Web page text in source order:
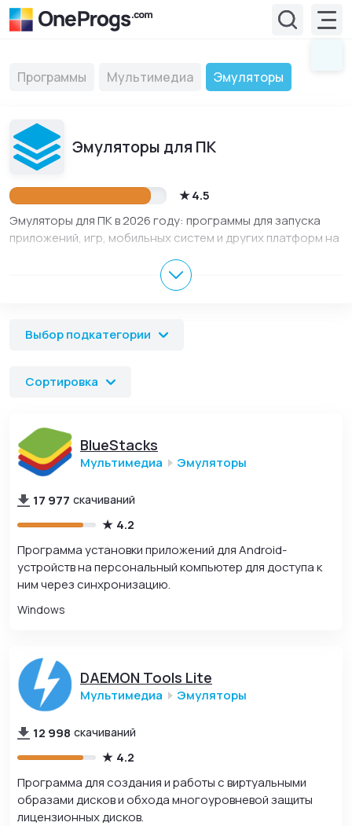
Программы Мультимедиа Эмуляторы
Эмуляторы для ПК
4.5
Эмуляторы для ПК в 2026 году: программы для запуска
приложений, игр, мобильных систем и других платформ на
Андроид-приложения, тестировать программы, запускать
игры и работать в отдельной среде без дополнительного
скриншоты, обновления и официальные ссылки для
Выбор подкатегории
Сортировка
BlueStacks
Мультимедиа Эмуляторы
17 977 скачиваний
4.2
Программа установки приложений для Android-
устройств на персональный компьютер для доступа к
ним через синхронизацию.
Windows
DAEMON Tools Lite
Мультимедиа Эмуляторы
12 998 скачиваний
4.2
Программа для создания и работы с виртуальными
образами дисков и обхода многоуровневой защиты
лицензионных дисков.